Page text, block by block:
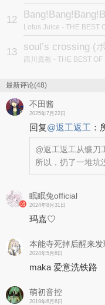
12
Lotus Juice - THE BEST
13 soul’s crossing (
西川貴教 - THE BEST OF
最新评论(48)
不田酱
2025年7月22日
回复@返工返工 ：
@返工返工从镰刀
所以，扔了一堆坑
眠眠兔official
2024年8月31日
玛嘉♡
本能寺死掉后醒来发
2024年5月8日
maka 爱意洗铁路
萌初音控
2019年6月6日